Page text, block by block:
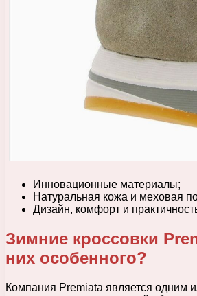
Инновационные материалы;
Натуральная кожа и меховая
Дизайн, комфорт и
Зимние кроссовки
них особенного?
Компания Premiata является одним